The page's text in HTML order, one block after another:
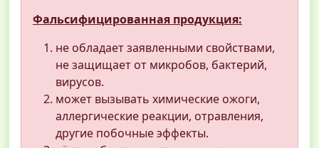
Фальсифицированная продукция:
не обладает заявленными свойствами,
не защищает от микробов, бактерий,
вирусов.
может вызывать химические ожоги,
аллергические реакции, отравления,
другие побочные эффекты.